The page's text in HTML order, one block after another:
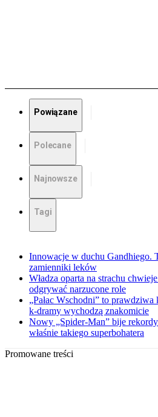
Powiązane
Polecane
Najnowsze
Tagi
Innowacje w duchu Gandhiego.
zamienniki leków
Władza oparta na strachu
odgrywać narzucone role
„Pałac Wschodni” to
k-dramy wychodzą znakomicie
Nowy „Spider-Man” bije
właśnie takiego superbohatera
Promowane treści